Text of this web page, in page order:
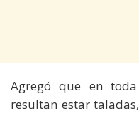
Agregó que en
resultan estar